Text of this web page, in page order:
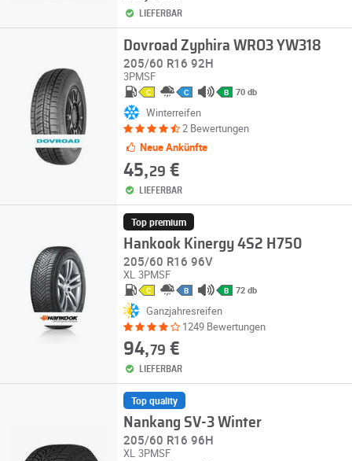
LIEFERBAR
Dovroad Zyphira WRO3 YW318
205/60 R16 92H
3PMSF
C C B 70 db
Winterreifen
2 Bewertungen
Neue Ankünfte
45,29 €
LIEFERBAR
Top premium
Hankook Kinergy 4S2 H750
205/60 R16 96V
XL 3PMSF
C B B 72 db
Ganzjahresreifen
1249 Bewertungen
94,79 €
LIEFERBAR
Top quality
Nankang SV-3 Winter
205/60 R16 96H
XL 3PMSF